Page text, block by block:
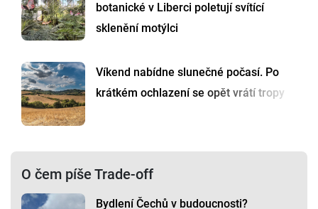
botanické v Liberci poletují svítící
sklenění motýlci
Víkend nabídne slunečné počasí. Po
krátkém ochlazení se opět vrátí tropy
O čem píše Trade-off
Bydlení Čechů v budoucnosti?